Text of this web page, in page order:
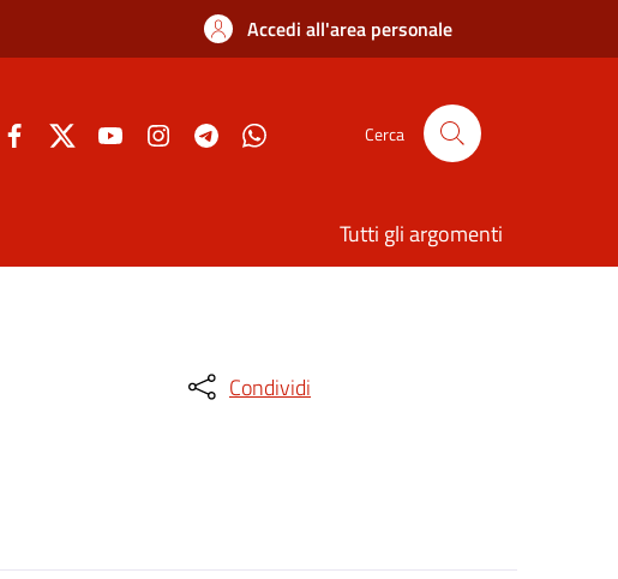
Accedi all'area personale
Cerca
Tutti gli argomenti
Condividi